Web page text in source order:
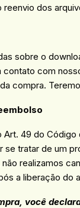
reenvio dos
sobre o
contato com
compra.
Art. 49 do Código
se tratar de um
realizamos
a liberação do
você